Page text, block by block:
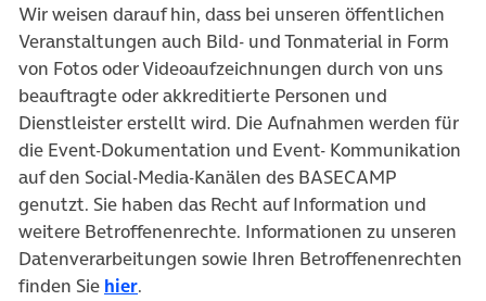
Wir weisen darauf hin, dass bei unseren öffentlichen
Veranstaltungen auch Bild- und Tonmaterial in Form
von Fotos oder Videoaufzeichnungen durch von uns
beauftragte oder akkreditierte Personen und
Dienstleister erstellt wird. Die Aufnahmen werden für
die Event-Dokumentation und Event- Kommunikation
auf den Social-Media-Kanälen des BASECAMP
genutzt. Sie haben das Recht auf Information und
weitere Betroffenenrechte. Informationen zu unseren
Datenverarbeitungen sowie Ihren Betroffenenrechten
finden Sie hier.